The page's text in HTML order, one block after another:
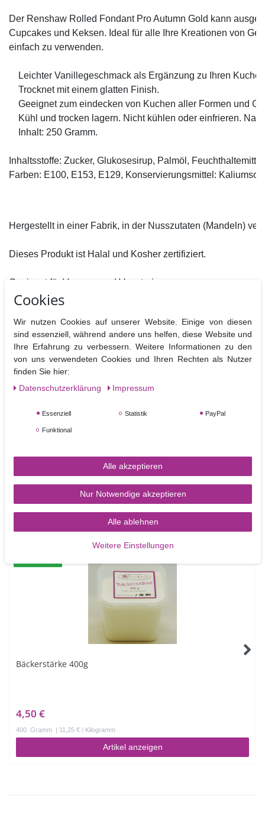
Der Renshaw Rolled Fondant Pro Autumn Gold kann
Cupcakes und Keksen. Ideal für alle Ihre Kreationen von
einfach zu verwenden.
Leichter Vanillegeschmack als Ergänzung zu Ihren
    Trocknet mit einem glatten Finish.
Geeignet zum eindecken von Kuchen aller Formen und
Kühl und trocken lagern. Nicht kühlen oder einfrieren.
    Inhalt: 250 Gramm.
Inhaltsstoffe: Zucker, Glukosesirup, Palmöl,
Farben: E100, E153, E129, Konservierungsmittel:
Hergestellt in einer Fabrik, in der Nusszutaten (Mandeln)
Dieses Produkt ist Halal und Kosher zertifiziert.
Geeignet für Veganer und Vegetarier.
Herstellerangaben: Renshaw, Crown Street, Liverpool l87RF, UK
Nährwertangaben pro 100 g
Brennwerte Fett
davon
Kohlenhydrate
davon
Eiweiß
Ähnliche Artikel
Bäckerstärke 400g
4,50 €
400 Gramm | 11,25 € / Kilogramm
Artikel anzeigen
Cookies
Wir nutzen Cookies auf unserer Website. Einige von diesen
sind essenziell, während andere uns helfen, diese Website und
Ihre Erfahrung zu verbessern. Weitere Informationen zu den
von uns verwendeten Cookies und Ihren Rechten als Nutzer
finden Sie hier:
Daten­schutz­erklärung
Impressum
Essenziell Statistik PayPal
Funktional
Alle akzeptieren
Nur Notwendige akzeptieren
Alle ablehnen
Weitere Einstellungen